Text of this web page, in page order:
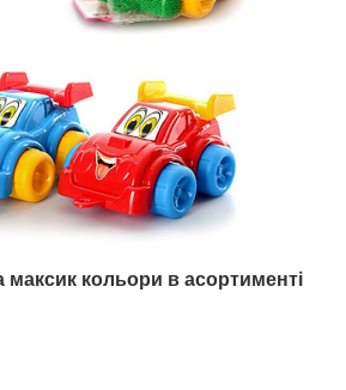
кольори в асортименті